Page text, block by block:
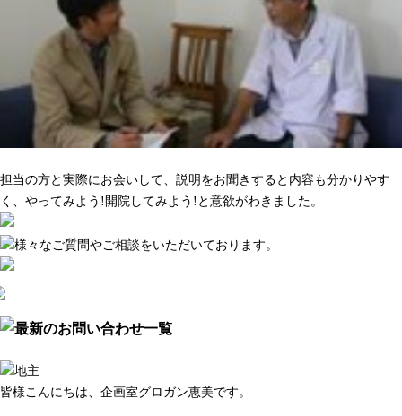
担当の方と実際にお会いして、説明をお聞きすると内容も分かりやす
く、やってみよう!開院してみよう!と意欲がわきました。
皆様こんにちは、企画室グロガン恵美です。